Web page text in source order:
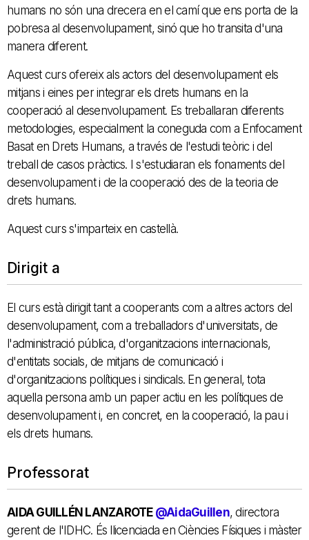
humans no són una drecera en el camí que ens porta de la
pobresa al desenvolupament, sinó que ho transita d'una
manera diferent.
Aquest curs ofereix als actors del desenvolupament els
mitjans i eines per integrar els drets humans en la
cooperació al desenvolupament. Es treballaran diferents
metodologies, especialment la coneguda com a Enfocament
Basat en Drets Humans, a través de l'estudi teòric i del
treball de casos pràctics. I s'estudiaran els fonaments del
desenvolupament i de la cooperació des de la teoria de
drets humans.
Aquest curs s'imparteix en castellà.
Dirigit a
El curs està dirigit tant a cooperants com a altres actors del
desenvolupament, com a treballadors d'universitats, de
l'administració pública, d'organitzacions internacionals,
d'entitats socials, de mitjans de comunicació i
d'organitzacions polítiques i sindicals. En general, tota
aquella persona amb un paper actiu en les polítiques de
desenvolupament i, en concret, en la cooperació, la pau i
els drets humans.
Professorat
AIDA GUILLÉN LANZAROTE @AidaGuillen, directora
gerent de l'IDHC. És llicenciada en Ciències Físiques i màster